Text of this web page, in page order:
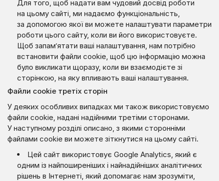
Для того, щоб надати вам чудовий досвід роботи
на цьому сайті, ми надаємо функціональність,
за допомогою якої ви можете налаштувати параметри
роботи цього сайту, коли ви його використовуєте.
Щоб запам’ятати ваші налаштування, нам потрібно
встановити файли cookie, щоб цю інформацію можна
було викликати щоразу, коли ви взаємодієте зі
сторінкою, на яку впливають ваші налаштування.
Файли cookie третіх сторін
У деяких особливих випадках ми також використовуємо
файли cookie, надані надійними третіми сторонами.
У наступному розділі описано, з якими сторонніми
файлами cookie ви можете зіткнутися на цьому сайті.
Цей сайт використовує Google Analytics, який є
одним із найпоширеніших і найнадійніших аналітичних
рішень в Інтернеті, який допомагає нам зрозуміти,